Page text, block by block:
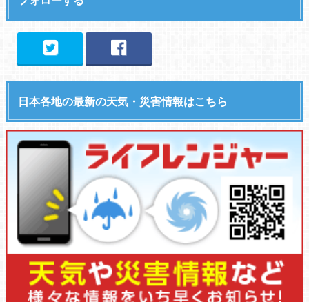
日本各地の最新の天気・災害情報はこちら